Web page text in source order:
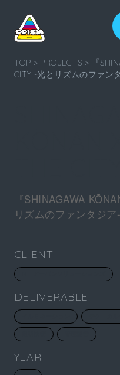
TOP > PROJECTS > 『
CITY -光とリズムのファン
『SHINAGAWA
リズムのファンタジア-
CLIENT
DELIVERABLE
YEAR